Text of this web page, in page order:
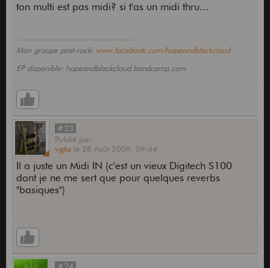
ton multi est pas midi? si t'as un midi thru...
Mon groupe post-rock: www.facebook.com/hopeandblackcloud
EP disponible: hopeandblackcloud.bandcamp.com
#23
Publié par
vgta le 28 Août 2009, 09:44
Il a juste un Midi IN (c'est un vieux Digitech S100
dont je ne me sert que pour quelques reverbs
"basiques")